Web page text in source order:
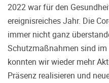
2022 war für den
ereignisreiches Jahr. Die
immer nicht ganz
Schutzmaßnahmen sind
konnten wir wieder mehr
Präsenz realisieren und